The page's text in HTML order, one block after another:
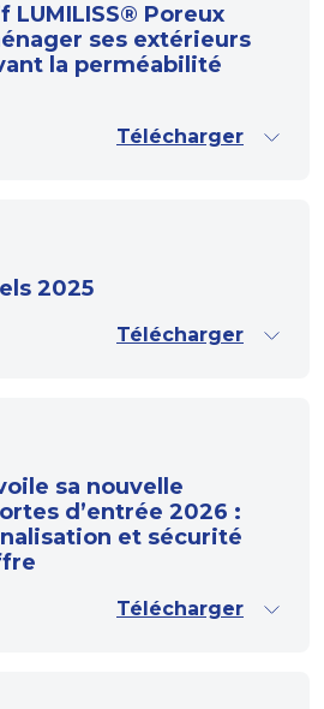
Poreux
ses extérieurs
la perméabilité
Télécharger
2025
Télécharger
sa nouvelle
d’entrée 2026 :
et sécurité
Télécharger